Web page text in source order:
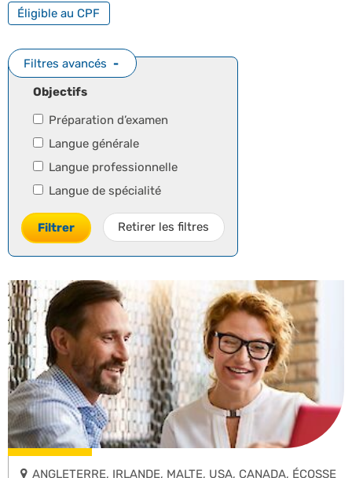
Éligible au CPF
Filtres avancés
Objectifs
Préparation d’examen
Langue générale
Langue professionnelle
Langue de spécialité
Filtrer Retirer les filtres
ANGLETERRE, IRLANDE, MALTE, USA, CANADA, ÉCOSSE